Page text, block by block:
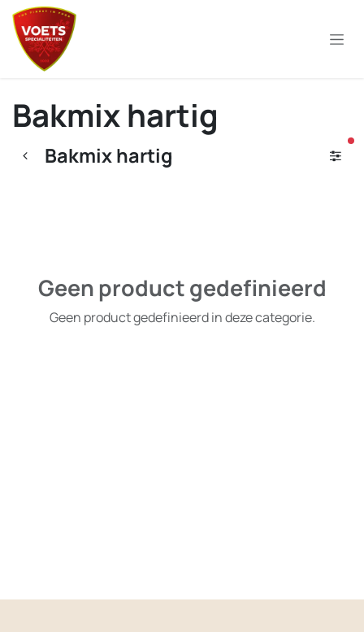
Overslaan naar inhoud
Bakmix hartig
Bakmix hartig
Geen product gedefinieerd
Geen product gedefinieerd in deze categorie.